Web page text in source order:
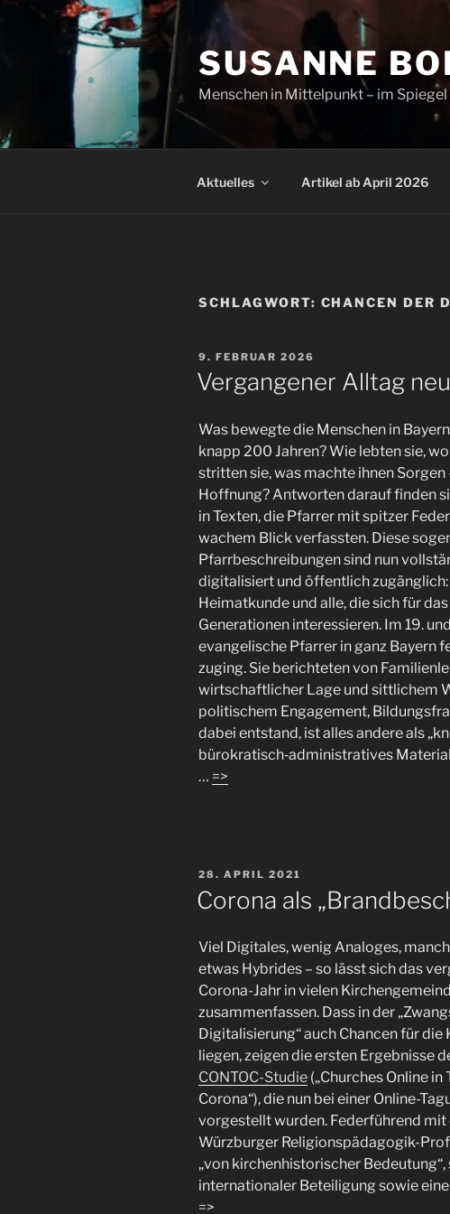
Zum
SUSANNE
Menschen in Mittelpunkt – im
Aktuelles Artikel ab April 2026
SCHLAGWORT: CHANCEN DER
VERÖFFENTLICHT
AM
9. FEBRUAR 2026
Vergangener Alltag
Was bewegte die Menschen in
knapp 200 Jahren? Wie lebten sie,
stritten sie, was machte ihnen Sorgen
Hoffnung? Antworten darauf finden
in Texten, die Pfarrer mit spitzer
wachem Blick verfassten. Diese
Pfarrbeschreibungen sind nun
digitalisiert und öffentlich zugänglich:
Heimatkunde und alle, die sich für
Generationen interessieren. Im 19.
evangelische Pfarrer in ganz Bayern
zuging. Sie berichteten von
wirtschaftlicher Lage und sittlichem
politischem Engagement,
dabei entstand, ist alles andere als
bürokratisch‑administratives
… =>
VERÖFFENTLICHT
28. APRIL 2021
Corona als
Viel Digitales, wenig Analoges,
etwas Hybrides – so lässt sich das
Corona-Jahr in vielen
zusammenfassen. Dass in der
Digitalisierung“ auch Chancen für die
liegen, zeigen die ersten Ergebnisse
CONTOC-Studie („Churches Online in
Corona“), die nun bei einer Online-
vorgestellt wurden. Federführend
Würzburger Religionspädagogik-
„von kirchenhistorischer
internationaler Beteiligung sowie
=>